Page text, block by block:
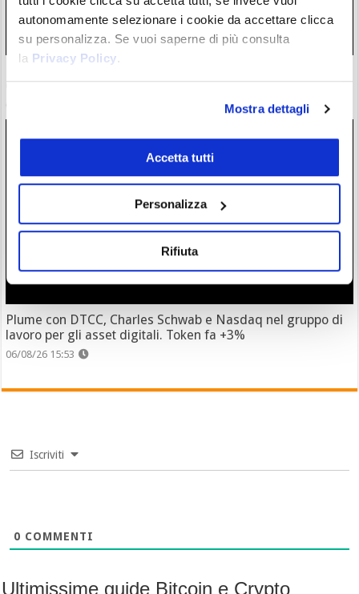
autonomamente selezionare i cookie da accettare clicca
su personalizza. Se vuoi saperne di più consulta
la Privacy Policy.
Mostra dettagli
Accetta tutti
Personalizza
Rifiuta
Coldcard. C’è chi ha mollato l’autocustodia?
Plume con DTCC, Charles Schwab e Nasdaq nel gruppo di
lavoro per gli asset digitali. Token fa +3%
06/08/26 15:53
Iscriviti
0 COMMENTI
Ultimissime guide Bitcoin e Crypto